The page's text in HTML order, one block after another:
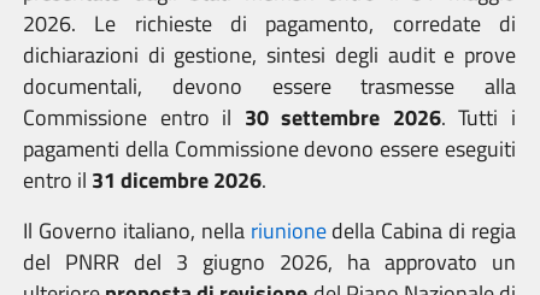
2026. Le richieste di pagamento, corredate di
dichiarazioni di gestione, sintesi degli audit e prove
documentali, devono essere trasmesse alla
Commissione entro il 30 settembre 2026. Tutti i
pagamenti della Commissione devono essere eseguiti
entro il 31 dicembre 2026.
Il Governo italiano, nella riunionedella Cabina di regia
del PNRR del 3 giugno 2026, ha approvato un